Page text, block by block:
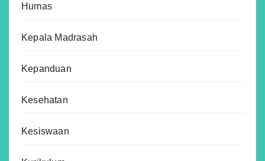
Humas
Kepala Madrasah
Kepanduan
Kesehatan
Kesiswaan